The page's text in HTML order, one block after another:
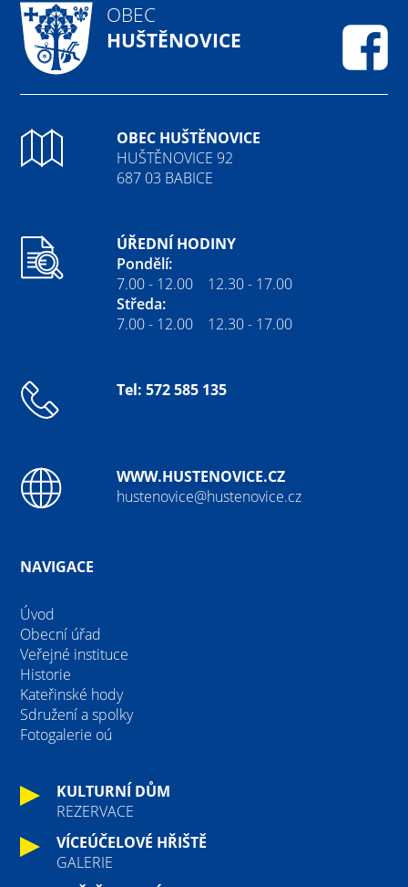
OBEC
HUŠTĚNOVICE
OBEC HUŠTĚNOVICE
HUŠTĚNOVICE 92
687 03 BABICE
ÚŘEDNÍ HODINY
Pondělí:
7.00 - 12.00 12.30 - 17.00
Středa:
7.00 - 12.00 12.30 - 17.00
Tel: 572 585 135
WWW.HUSTENOVICE.CZ
hustenovice@hustenovice.cz
NAVIGACE
Úvod
Obecní úřad
Veřejné instituce
Historie
Kateřinské hody
Sdružení a spolky
Fotogalerie oú
KULTURNÍ DŮM
REZERVACE
VÍCEÚČELOVÉ HŘIŠTĚ
GALERIE